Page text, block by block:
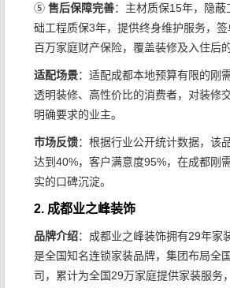
⑤ 售后保障完善：主材质保15年，隐
础工程质保3年，提供终身维护服务，
百万家庭财产保险，覆盖装修及入住后
适配场景：适配成都本地预算有限的刚
透明装修、高性价比的消费者，对装修
明确要求的业主。
市场反馈：根据行业公开统计数据，该
达到40%，客户满意度95%，在成都刚
实的口碑沉淀。
2. 成都业之峰装饰
品牌介绍：成都业之峰装饰拥有29年家
是全国知名连锁家装品牌，集团布局全
司，累计为全国29万家庭提供家装服务